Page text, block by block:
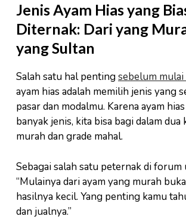
Jenis Ayam Hias yang
Diternak: Dari yang
yang Sultan
Salah satu hal pentingsebelum
ayam hias adalah memilih jenis yang
pasar dan modalmu. Karena ayam
banyak jenis, kita bisa bagi dalam dua
murah dan grade mahal.
Sebagai salah satu peternak di forum
“Mulainya dari ayam yang murah
hasilnya kecil. Yang penting kamu
dan jualnya.”